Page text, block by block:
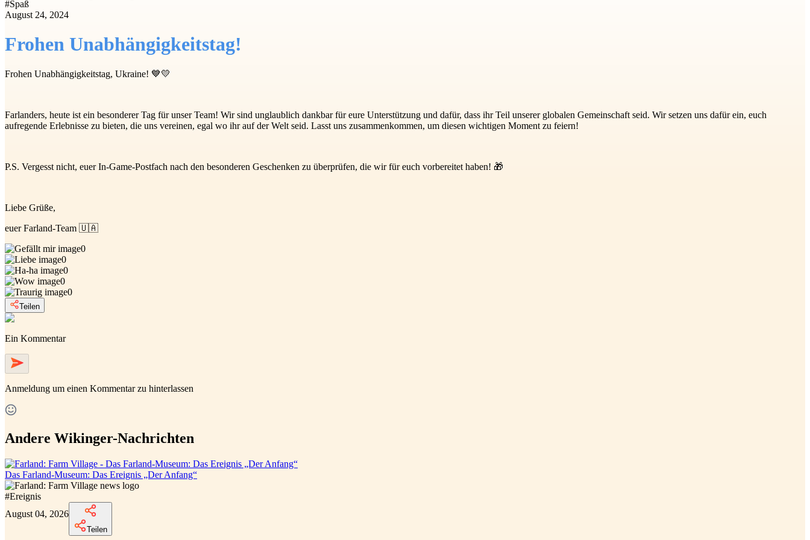
#Spaß
August 24, 2024
Frohen Unabhängigkeitstag!
Frohen Unabhängigkeitstag, Ukraine! 💙💛
Farlanders, heute ist ein besonderer Tag für unser Team! Wir sind unglaublich dankbar für eure Unterstützung und dafür, dass ihr Teil unserer globalen Gemeinschaft seid. Wir setzen uns dafür ein, euch
aufregende Erlebnisse zu bieten, die uns vereinen, egal wo ihr auf der Welt seid. Lasst uns zusammenkommen, um diesen wichtigen Moment zu feiern!
P.S. Vergesst nicht, euer In-Game-Postfach nach den besonderen Geschenken zu überprüfen, die wir für euch vorbereitet haben! 🎁
Liebe Grüße,
euer Farland-Team 🇺🇦
0
0
0
0
0
Teilen
Ein Kommentar
Anmeldung um einen Kommentar zu hinterlassen
Andere Wikinger-Nachrichten
Das Farland-Museum: Das Ereignis „Der Anfang“
#Ereignis
August 04, 2026
Teilen